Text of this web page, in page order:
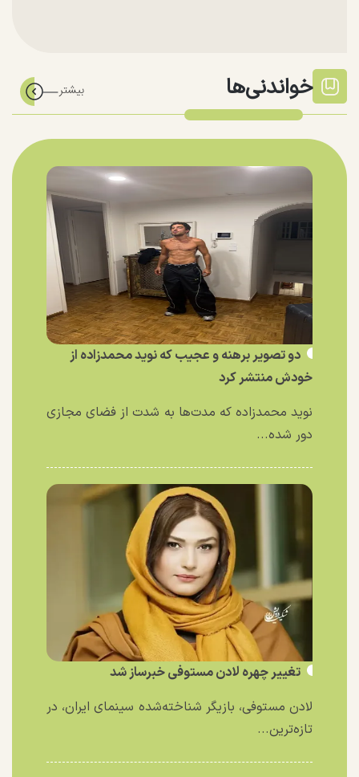
خواندنی‌ها
دو تصویر برهنه و عجیب که نوید محمدزاده از
خودش منتشر کرد
نوید محمدزاده که مدت‌ها به شدت از فضای مجازی
دور شده...
تغییر چهره لادن مستوفی خبرساز شد
لادن مستوفی، بازیگر شناخته‌شده سینمای ایران، در
تازه‌ترین...